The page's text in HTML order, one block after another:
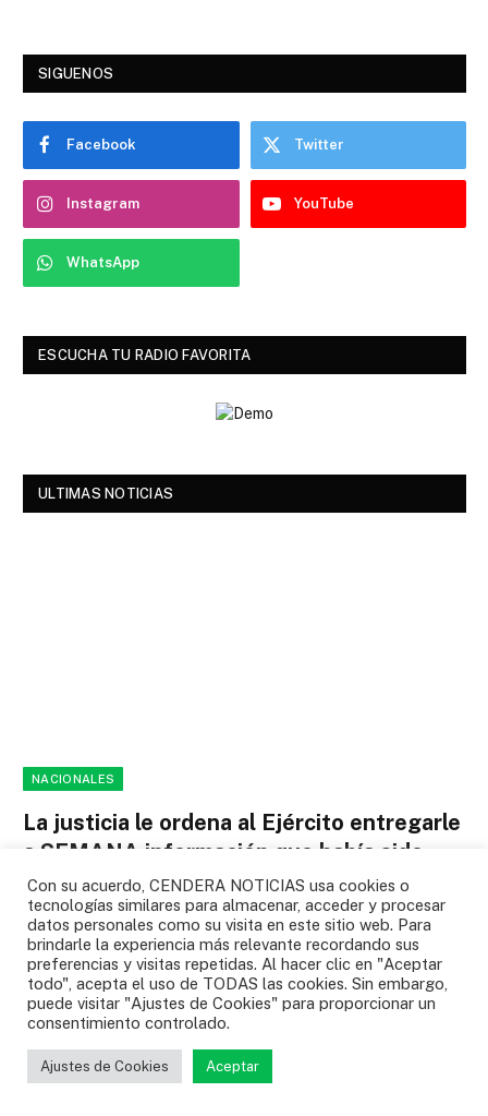
SIGUENOS
Facebook Twitter
Instagram YouTube
WhatsApp
ESCUCHA TU RADIO FAVORITA
ULTIMAS NOTICIAS
NACIONALES
La justicia le ordena al Ejército entregarle
a SEMANA información que había sido
negada sobre el caso del general
Federico Mejía
NACIONALES 04/08/2026 0
El Tribunal del Cauca determinó que la institución militar no
“demostró que la información era…
Gustavo Puerta confirmó lo de su nuevo
club: “Es cierto” y este es el que más
Con su acuerdo, CENDERA NOTICIAS usa cookies o
tecnologías similares para almacenar, acceder y procesar
datos personales como su visita en este sitio web. Para
brindarle la experiencia más relevante recordando sus
preferencias y visitas repetidas. Al hacer clic en "Aceptar
todo", acepta el uso de TODAS las cookies. Sin embargo,
puede visitar "Ajustes de Cookies" para proporcionar un
consentimiento controlado.
Ajustes de Cookies Aceptar